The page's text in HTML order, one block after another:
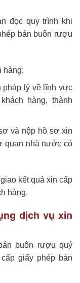
đọc quy trình khi
bán buôn rượu
hàng;
pháp lý về lĩnh vực
hàng, thành
và nộp hồ sơ xin
quan nhà nước có
kết quả xin cấp
hàng.
dịch vụ xin
buôn rượu quý
giấy phép bán